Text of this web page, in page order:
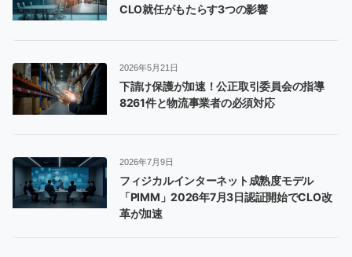
CLO就任がもたらす3つの影響
2026年5月21日
下請け保護が加速！公正取引委員会の指導
8261件と物流事業者の必須対応
2026年7月9日
フィジカルインターネット成熟度モデル
「PIMM」2026年7月3日認証開始でCLO改
革が加速